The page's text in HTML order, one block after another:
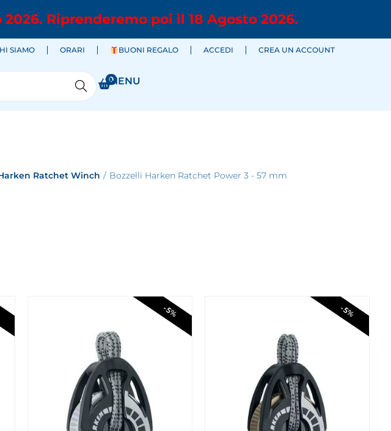
Riprenderemo poi il 18 Agosto 2026.
SIAMO ORARI BUONI REGALO ACCEDI CREA UN ACCOUNT
Cerca
0
MENU
Ratchet Winch / Bozzelli Harken Ratchet Power 3 - 57 mm
-5% -5%